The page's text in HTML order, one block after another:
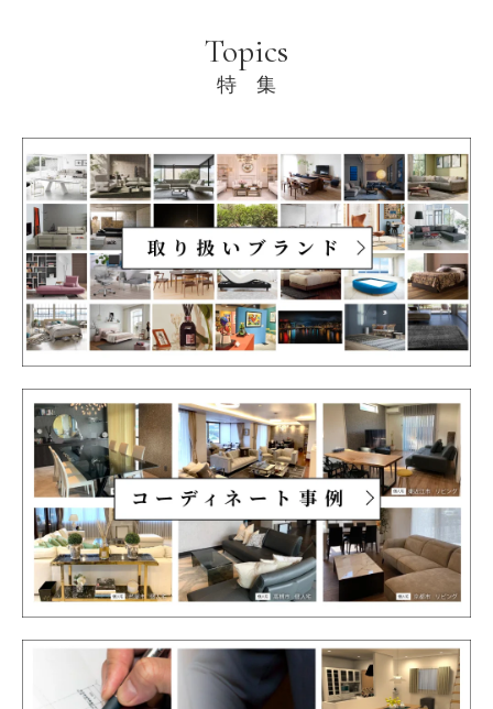
Topics
特 集